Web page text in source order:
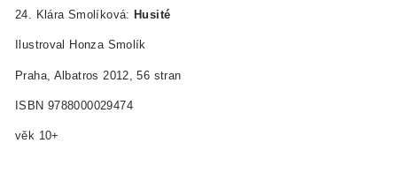
24. Klára Smolíková: Husité
Ilustroval Honza Smolík
Praha, Albatros 2012, 56 stran
ISBN 978­80­00­02947­4
věk 10+